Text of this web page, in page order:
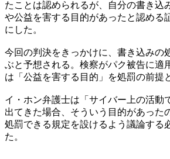
たことは認められるが、自分の書き込
や公益を害する目的があったと認める
にした。
今回の判決をきっかけに、書き込みの
ぶと予想される。検察がパク被告に適
は「公益を害する目的」を処罰の前提
イ・ホン弁護士は「サイバー上の活動
出てきた場合、そういう目的があった
処罰できる規定を設けるよう議論する
た。